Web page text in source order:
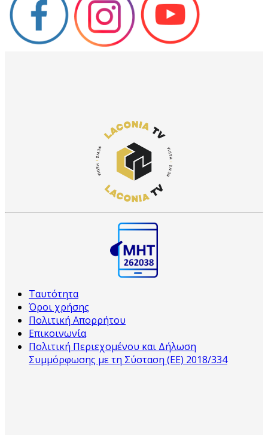
Ταυτότητα
Όροι χρήσης
Πολιτική Απορρήτου
Επικοινωνία
Πολιτική Περιεχομένου και Δήλωση
Συμμόρφωσης με τη Σύσταση (ΕΕ) 2018/334